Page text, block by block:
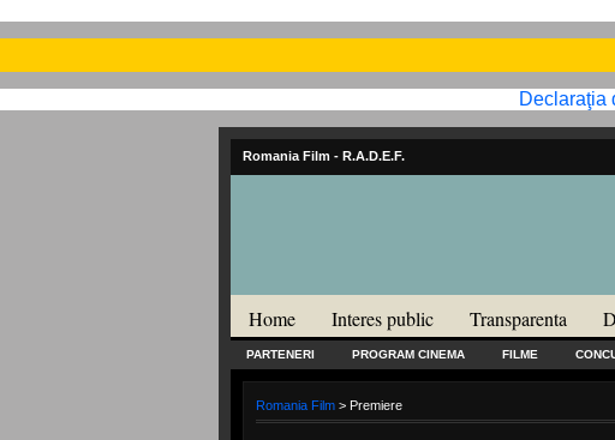
Declaraţia
Romania Film - R.A.D.E.F.
Home Interes public Transparenta
PARTENERI PROGRAM CINEMA FILME
Romania Film> Premiere